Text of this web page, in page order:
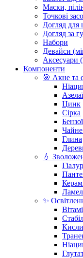
Маски,
Точкові
Догляд для
Догляд за
Набори
Девайси
Аксесуари
Компоненти
🎯 Акне та
Цинк
Сірка
Глина
💧
✨